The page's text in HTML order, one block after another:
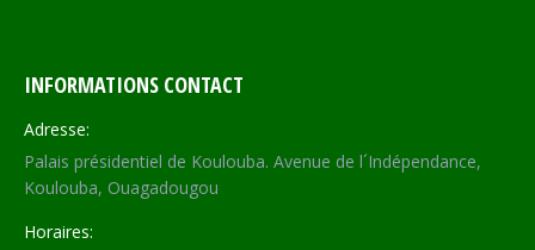
INFORMATIONS CONTACT
Adresse:
Palais présidentiel de Koulouba. Avenue de l´Indépendance,
Koulouba, Ouagadougou
Horaires: